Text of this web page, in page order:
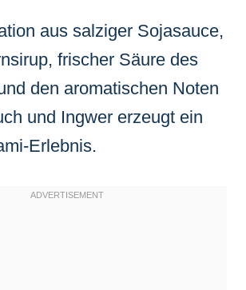
aus salziger Sojasauce,
frischer Säure des
den aromatischen Noten
und Ingwer erzeugt ein
Erlebnis.